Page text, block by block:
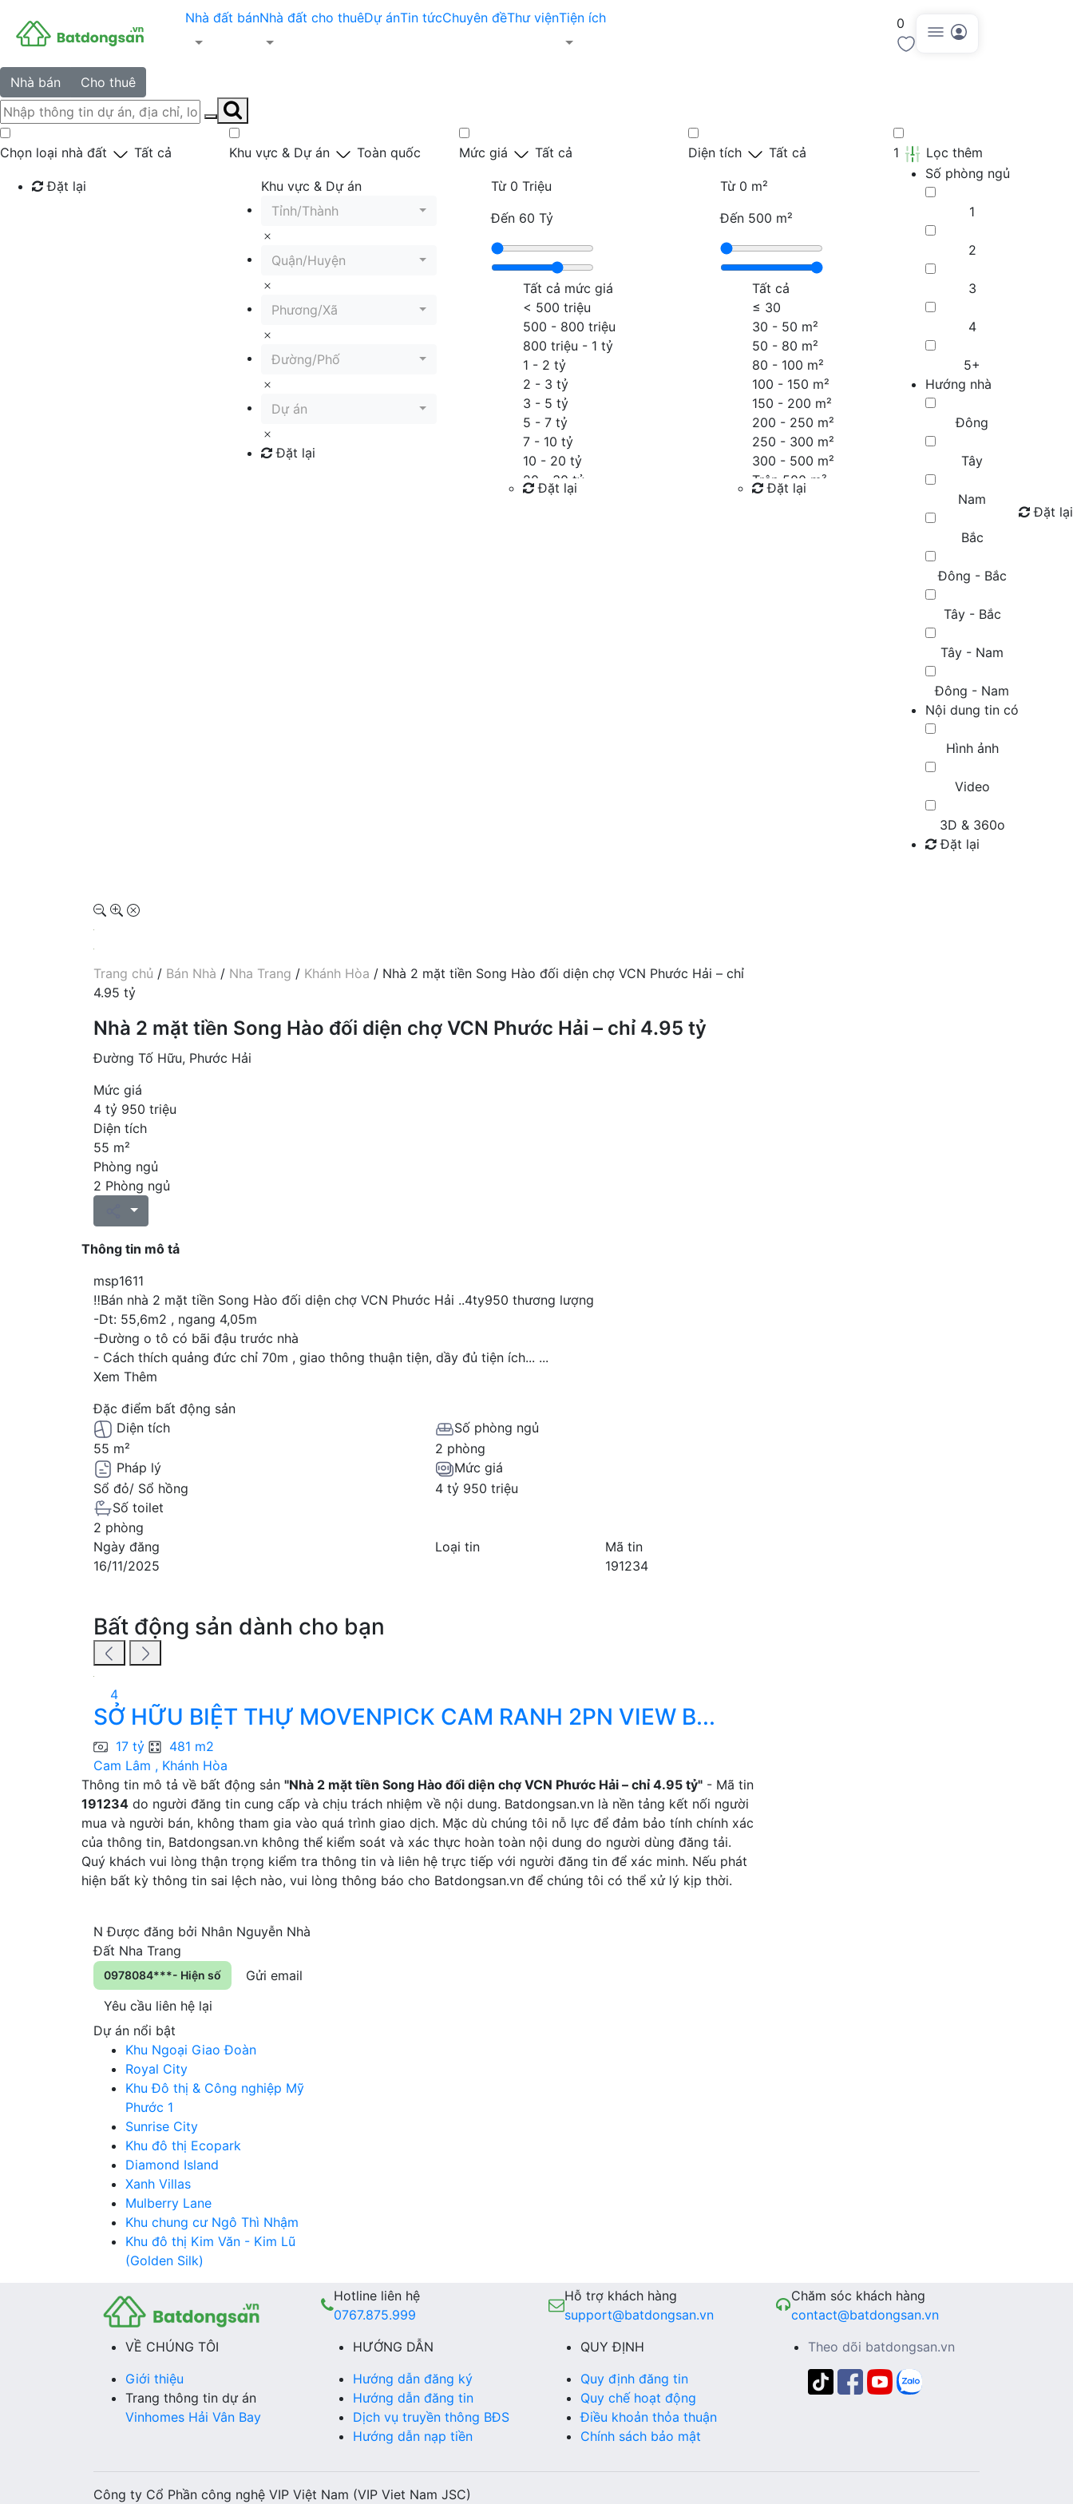
Nhà đất bánNhà đất cho thuêDự ánTin tứcChuyên đềThư việnTiện ích 0
Nhà bán Cho thuê
Chọn loại nhà đất Tất cả
Đặt lại
Khu vực & Dự án Toàn quốc
Khu vực & Dự án
Tỉnh/Thành
Quận/Huyện
Phương/Xã
Đường/Phố
Dự án
Đặt lại
Mức giá Tất cả
Từ 0 Triệu
Đến 60 Tỷ
Tất cả mức giá
< 500 triệu
500 - 800 triệu
800 triệu - 1 tỷ
1 - 2 tỷ
2 - 3 tỷ
3 - 5 tỷ
5 - 7 tỷ
7 - 10 tỷ
10 - 20 tỷ
20 - 30 tỷ
30 - 40 tỷ
Đặt lại
Diện tích Tất cả
Từ 0 m²
Đến 500 m²
Tất cả
≤ 30
30 - 50 m²
50 - 80 m²
80 - 100 m²
100 - 150 m²
150 - 200 m²
200 - 250 m²
250 - 300 m²
300 - 500 m²
Trên 500 m²
Đặt lại
1
Lọc thêm
Số phòng ngủ
1
2
3
4
5+
Hướng nhà
Đông
Tây
Nam
Bắc
Đông - Bắc
Tây - Bắc
Tây - Nam
Đông - Nam
Nội dung tin có
Hình ảnh
Video
3D & 360o
Đặt lại
Đặt lại
Trang chủ / Bán Nhà / Nha Trang / Khánh Hòa / Nhà 2 mặt tiền Song Hào đối diện chợ VCN Phước Hải – chỉ
4.95 tỷ
Nhà 2 mặt tiền Song Hào đối diện chợ VCN Phước Hải – chỉ 4.95 tỷ
Đường Tố Hữu, Phước Hải
Mức giá
4 tỷ 950 triệu
Diện tích
55 m²
Phòng ngủ
2 Phòng ngủ
Thông tin mô tả
msp1611
‼️Bán nhà 2 mặt tiền Song Hào đối diện chợ VCN Phước Hải ..4ty950 thương lượng
-Dt: 55,6m2 , ngang 4,05m
-Đường o tô có bãi đậu trước nhà
- Cách thích quảng đức chỉ 70m , giao thông thuận tiện, dầy đủ tiện ích... ...
Xem Thêm
Đặc điểm bất động sản
Diện tích
55 m²
Số phòng ngủ
2 phòng
Pháp lý
Sổ đỏ/ Sổ hồng
Mức giá
4 tỷ 950 triệu
Số toilet
2 phòng
Ngày đăng
16/11/2025
Loại tin
Mã tin
191234
Bất động sản dành cho bạn
4
SỞ HỮU BIỆT THỰ MOVENPICK CAM RANH 2PN VIEW B...
17 tỷ
481 m2
Cam Lâm , Khánh Hòa
Thông tin mô tả về bất động sản "Nhà 2 mặt tiền Song Hào đối diện chợ VCN Phước Hải – chỉ 4.95 tỷ" - Mã tin
191234 do người đăng tin cung cấp và chịu trách nhiệm về nội dung. Batdongsan.vn là nền tảng kết nối người
mua và người bán, không tham gia vào quá trình giao dịch. Mặc dù chúng tôi nỗ lực để đảm bảo tính chính xác
của thông tin, Batdongsan.vn không thể kiểm soát và xác thực hoàn toàn nội dung do người dùng đăng tải.
Quý khách vui lòng thận trọng kiểm tra thông tin và liên hệ trực tiếp với người đăng tin để xác minh. Nếu phát
hiện bất kỳ thông tin sai lệch nào, vui lòng thông báo cho Batdongsan.vn để chúng tôi có thể xử lý kịp thời.
N Được đăng bởi Nhân Nguyễn Nhà
Đất Nha Trang
0978084***- Hiện số
Gửi email
Yêu cầu liên hệ lại
Dự án nổi bật
Khu Ngoại Giao Đoàn
Royal City
Khu Đô thị & Công nghiệp Mỹ
Phước 1
Sunrise City
Khu đô thị Ecopark
Diamond Island
Xanh Villas
Mulberry Lane
Khu chung cư Ngô Thì Nhậm
Khu đô thị Kim Văn - Kim Lũ
(Golden Silk)
Hotline liên hệ
0767.875.999
Hỗ trợ khách hàng
support@batdongsan.vn
Chăm sóc khách hàng
contact@batdongsan.vn
VỀ CHÚNG TÔI
Giới thiệu
Trang thông tin dự án
Vinhomes Hải Vân Bay
HƯỚNG DẪN
Hướng dẫn đăng ký
Hướng dẫn đăng tin
Dịch vụ truyền thông BĐS
Hướng dẫn nạp tiền
QUY ĐỊNH
Quy định đăng tin
Quy chế hoạt động
Điều khoản thỏa thuận
Chính sách bảo mật
Theo dõi batdongsan.vn
Công ty Cổ Phần công nghệ VIP Việt Nam (VIP Viet Nam JSC)